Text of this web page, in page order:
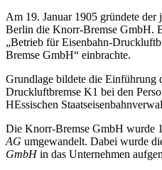
Am 19. Januar 1905 gründete
Berlin die Knorr-Bremse GmbH.
„Betrieb für Eisenbahn-
Bremse GmbH“ einbrachte.
Grundlage bildete die Einführung
Druckluftbremse K1 bei den
HEssischen
Die Knorr-Bremse GmbH wurde
AG umgewandelt. Dabei wurde
GmbHin das Unternehmen